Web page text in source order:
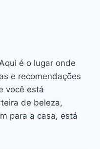
é o lugar onde
e recomendações
você está
de beleza,
para a casa, está